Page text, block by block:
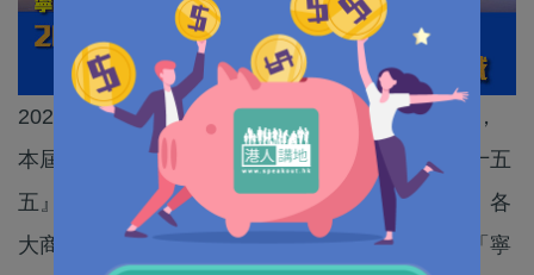
2026甬港經濟合作論壇今日（15日）在香港舉行，
本屆論壇以「甬港合作、雙向賦能、攜手共啟『十五
五』發展新篇章」為主題，吸引了來自香港高校、各
大商會、專業協會、駐港央企、在港重點企業、「寧